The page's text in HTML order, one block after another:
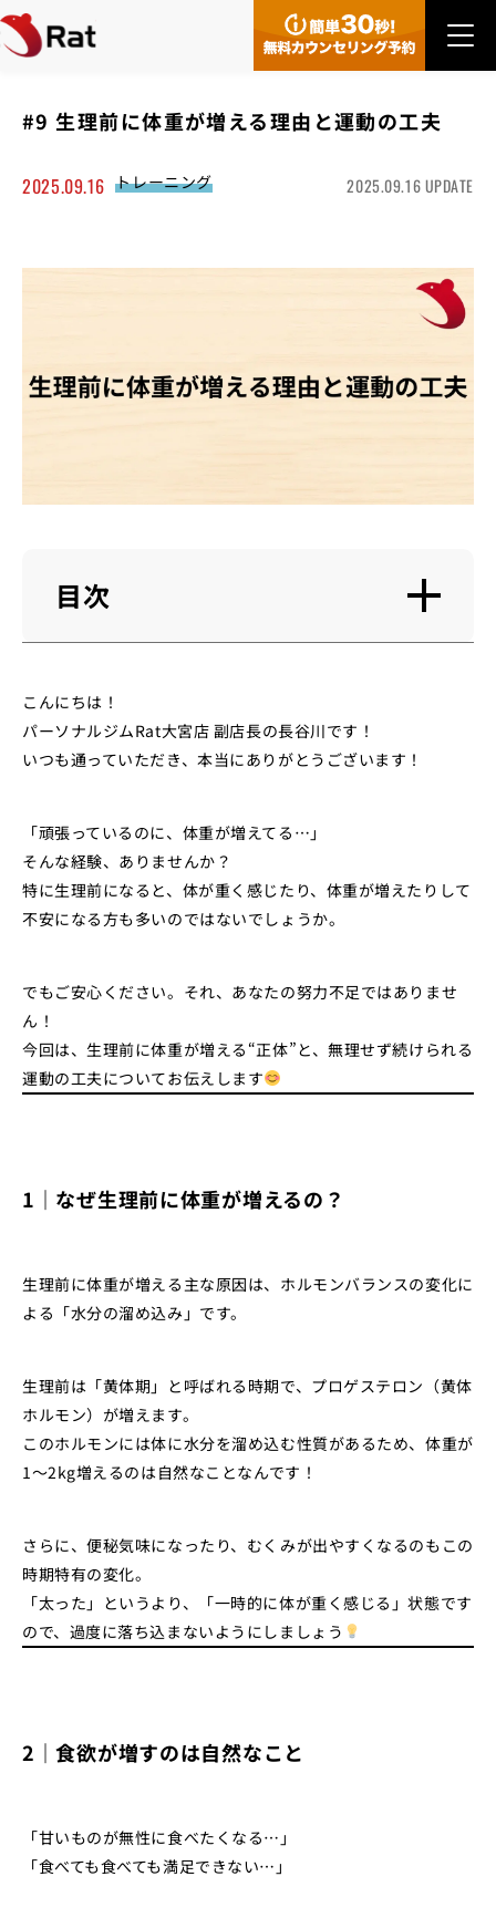
#9 生理前に体重が増える理由と運動の工夫
2025.09.16 トレーニング 2025.09.16 UPDATE
目次
こんにちは！
パーソナルジムRat大宮店 副店長の長谷川です！
いつも通っていただき、本当にありがとうございます！
「頑張っているのに、体重が増えてる…」
そんな経験、ありませんか？
特に生理前になると、体が重く感じたり、体重が増えたりして
不安になる方も多いのではないでしょうか。
でもご安心ください。それ、あなたの努力不足ではありませ
ん！
今回は、生理前に体重が増える“正体”と、無理せず続けられる
運動の工夫についてお伝えします
1｜なぜ生理前に体重が増えるの？
生理前に体重が増える主な原因は、ホルモンバランスの変化に
よる「水分の溜め込み」です。
生理前は「黄体期」と呼ばれる時期で、プロゲステロン（黄体
ホルモン）が増えます。
このホルモンには体に水分を溜め込む性質があるため、体重が
1〜2kg増えるのは自然なことなんです！
さらに、便秘気味になったり、むくみが出やすくなるのもこの
時期特有の変化。
「太った」というより、「一時的に体が重く感じる」状態です
ので、過度に落ち込まないようにしましょう
2｜食欲が増すのは自然なこと
「甘いものが無性に食べたくなる…」
「食べても食べても満足できない…」